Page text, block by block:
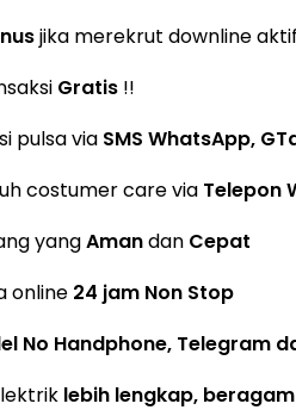
jika merekrut downline
Gratis !!
pulsa via SMS WhatsApp,
costumer care via Telepon
yangAmandan Cepat
online 24 jam Non Stop
No Handphone, Telegram
lebih lengkap,